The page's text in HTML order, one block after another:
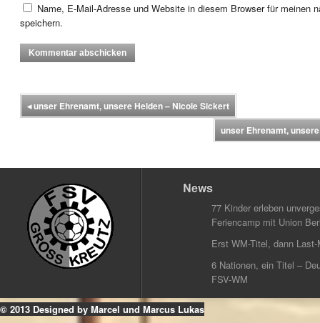
Name, E-Mail-Adresse und Website in diesem Browser für meinen
speichern.
◂unser Ehrenamt, unsere Helden – Nicole Sickert
unser Ehrenamt,
News
77 Kinder erleben
Feriencamp mit Union
Erst WM-Titel, dann
6 Nationen, ein Titel –
FSV-WM
© 2013 Designed by Marcel und Marcus Lukas